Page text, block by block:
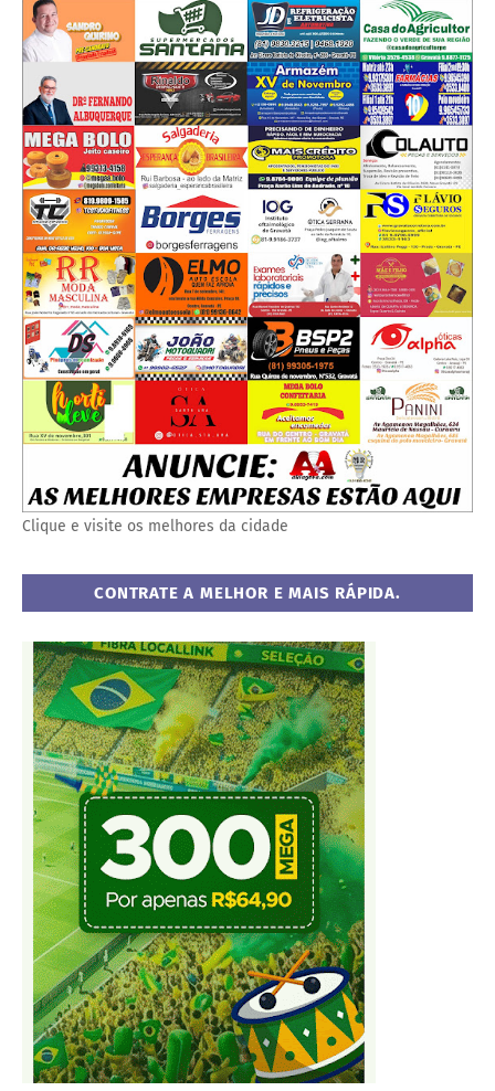
Clique e visite os melhores da cidade
CONTRATE A MELHOR E MAIS RÁPIDA.